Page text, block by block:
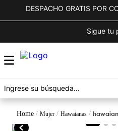
DESPACHO GRATIS POR
Sigue tu
mujer hawaianas